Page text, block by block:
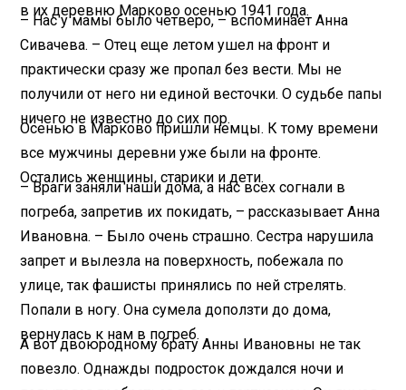
в их деревню Марково осенью 1941 года.
– Нас у мамы было четверо, – вспоминает Анна
Сивачева. – Отец еще летом ушел на фронт и
практически сразу же пропал без вести. Мы не
получили от него ни единой весточки. О судьбе папы
ничего не известно до сих пор.
Осенью в Марково пришли немцы. К тому времени
все мужчины деревни уже были на фронте.
Остались женщины, старики и дети.
– Враги заняли наши дома, а нас всех согнали в
погреба, запретив их покидать, – рассказывает Анна
Ивановна. – Было очень страшно. Сестра нарушила
запрет и вылезла на поверхность, побежала по
улице, так фашисты принялись по ней стрелять.
Попали в ногу. Она сумела доползти до дома,
вернулась к нам в погреб.
А вот двоюродному брату Анны Ивановны не так
повезло. Однажды подросток дождался ночи и